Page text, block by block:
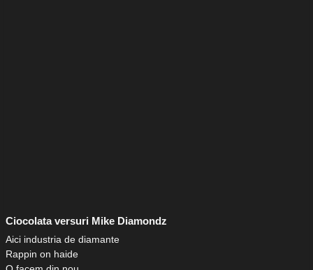
Ciocolata versuri Mike Diamondz
Aici industria de diamante
Rappin on haide